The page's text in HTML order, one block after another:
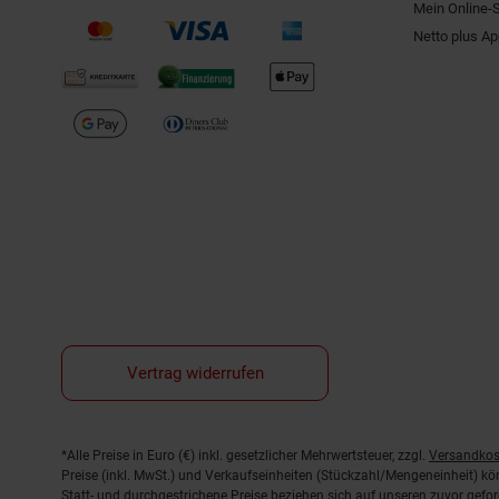
Mein Online-
Netto plus
Vertrag widerrufen
Fußnoten
*Alle Preise in Euro (€) inkl. gesetzlicher Mehrwertsteuer, zzgl.
Preise (inkl. MwSt.) und Verkaufseinheiten (Stückzahl/Mengeneinheit)
Statt- und durchgestrichene Preise beziehen sich auf unseren zuvor